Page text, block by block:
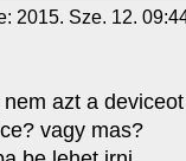
2015. Sze. 12.
nem azt a
vagy mas?